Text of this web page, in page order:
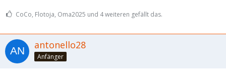
CoCo, Flotoja, Oma2025 und 4 weiteren gefällt das.
antonello28
Anfänger